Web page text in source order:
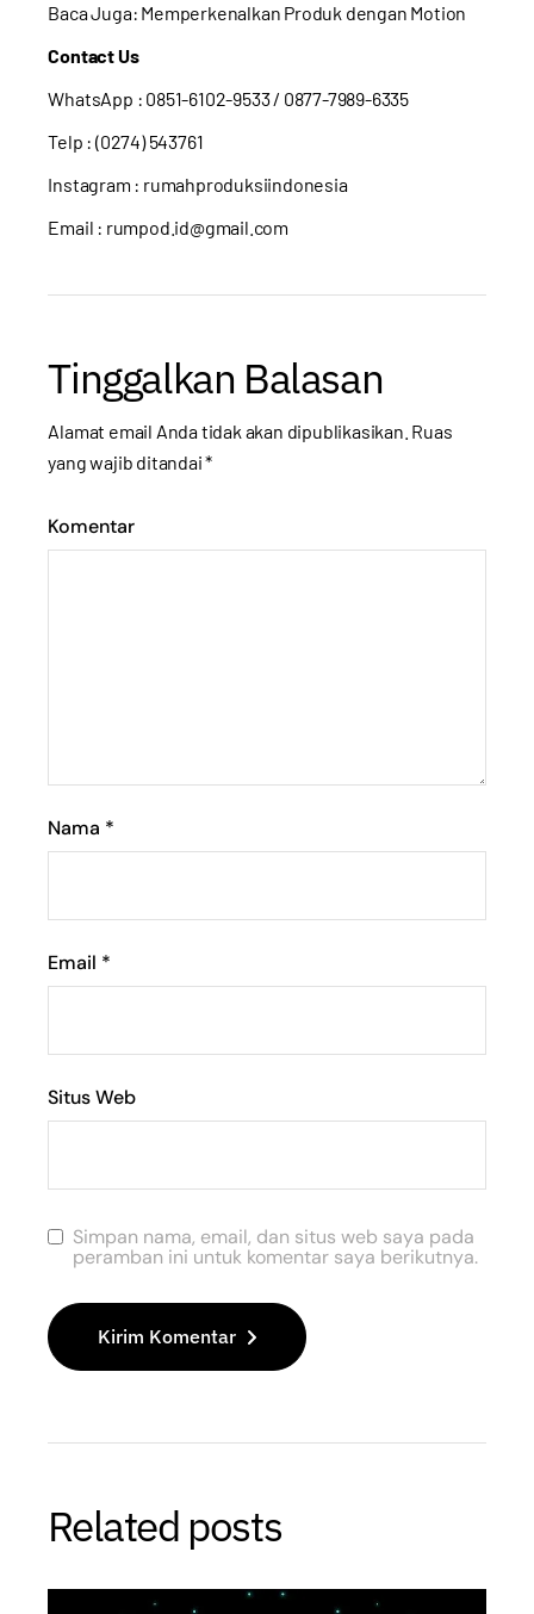
Baca Juga: Memperkenalkan Produk dengan Motion
Contact Us
WhatsApp : 0851-6102-9533/ 0877-7989-6335
Telp : (0274) 543761
Instagram : rumahproduksiindonesia
Email : rumpod.id@gmail.com
Tinggalkan Balasan
Alamat email Anda tidak akan dipublikasikan. Ruas
yang wajib ditandai*
Komentar
Nama *
Email *
Situs Web
Simpan nama, email, dan situs web saya pada
peramban ini untuk komentar saya berikutnya.
Kirim Komentar
Related posts